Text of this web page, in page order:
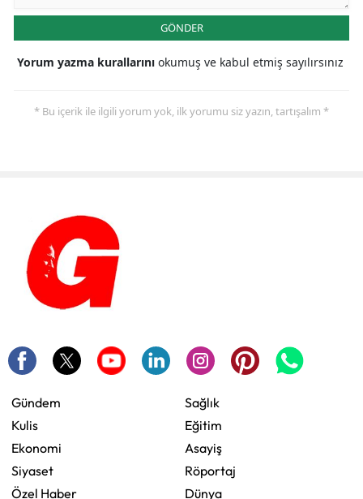
GÖNDER
Yorum yazma kurallarını okumuş ve kabul etmiş sayılırsınız
* Bu içerik ile ilgili yorum yok, ilk yorumu siz yazın, tartışalım *
Gündem
Kulis
Ekonomi
Siyaset
Özel Haber
Sağlık
Eğitim
Asayiş
Röportaj
Dünya